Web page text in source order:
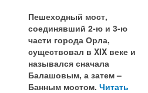
Пешеходный мост,
соединявший 2-ю и 3-ю
части города Орла,
существовал в XIX веке и
назывался сначала
Балашовым, а затем –
Банным мостом. Читать